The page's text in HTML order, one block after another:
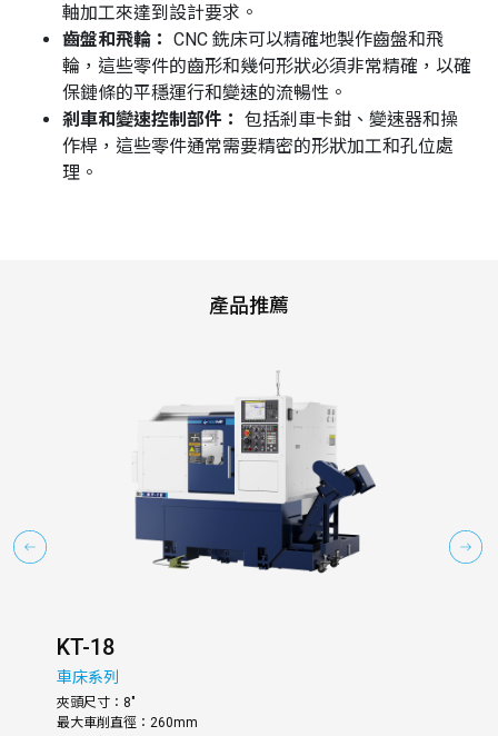
軸加工來達到設計要求。
齒盤和飛輪： CNC 銑床可以精確地製作齒盤和飛
輪，這些零件的齒形和幾何形狀必須非常精確，以確
保鏈條的平穩運行和變速的流暢性。
剎車和變速控制部件： 包括剎車卡鉗、變速器和操
作桿，這些零件通常需要精密的形狀加工和孔位處
理。
產品推薦
KT-18
車床系列
夾頭尺寸：8"
最大車削直徑：260mm